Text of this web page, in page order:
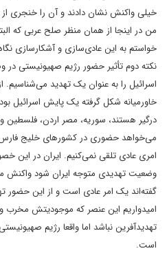
خیلی واکنش نشان دادند و آن را خنجری
من در اینجا از همان منظر صلح عربی که
خواستم به این عادی‌سازی و آشکارسازی
نکته دوم تأثیر حضور رژیم صهیونیستی
خاورمیانه شکل گرفته یک پایش اسرائیل
درگیر هستند، سوریه، مصر اردن، فلسطین
می‌خواهد حضوری در کشورهای خلیج فارس
امری عادی تلقی نمی‌کنیم. ایران در این
وضعیت تهدیدی متوجه ایران شود واکنش
گفته‌اند یک امر عادی است و از این
امیدواریم این عنصر که موجودیتش مخرب
تهدیدآفرین نباشد اما واقعا رژیم
است.